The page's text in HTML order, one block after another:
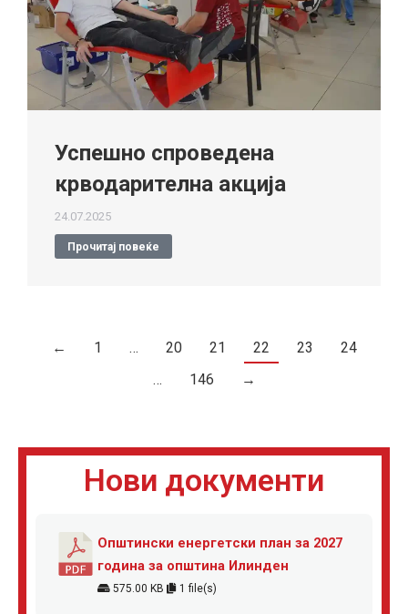
Успешно спроведена
крводарителна акција
24.07.2025
Прочитај повеќе
← 1 … 20 21 22 23
24
…
146 →
Нови документи
Општински енергетски план за 2027
година за општина Илинден
575.00 KB 1 file(s)